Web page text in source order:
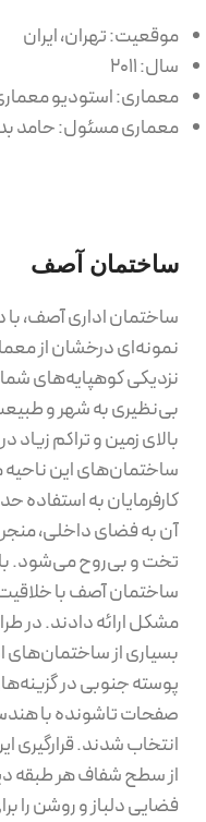
موقعیت: تهران، ایران
سال: ۲۰۱۱
معماری: استودیو
معماری مسئول: حامد
ساختمان آصف
ساختمان اداری آصف، با
نمونه‌ای درخشان از
نزدیکی کوهپایه‌های
بی‌نظیری به شهر و
بالای زمین و تراکم
ساختمان‌های این
کارفرمایان به
آن به فضای داخلی،
تخت و بی‌روح می‌شود.
ساختمان آصف با خلاقیت
مشکل ارائه دادند. در
بسیاری از ساختمان‌های
پوسته جنوبی در
صفحات تاشونده با
انتخاب شدند.
از سطح شفاف هر طبقه
فضایی دلباز و روشن را